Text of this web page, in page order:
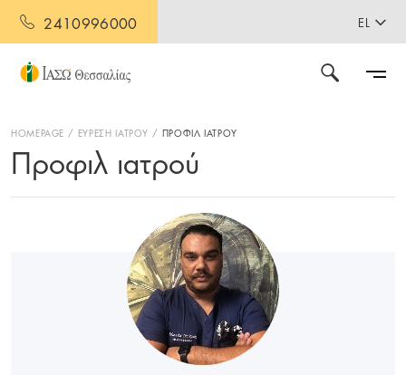
2410996000 EL
HOMEPAGE ΕΥΡΕΣΗ ΙΑΤΡΟΥ ΠΡΟΦΙΛ ΙΑΤΡΟΥ
Προφιλ ιατρού